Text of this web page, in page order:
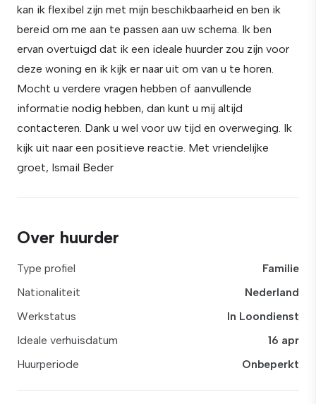
kan ik flexibel zijn met mijn beschikbaarheid en ben ik
bereid om me aan te passen aan uw schema. Ik ben
ervan overtuigd dat ik een ideale huurder zou zijn voor
deze woning en ik kijk er naar uit om van u te horen.
Mocht u verdere vragen hebben of aanvullende
informatie nodig hebben, dan kunt u mij altijd
contacteren. Dank u wel voor uw tijd en overweging. Ik
kijk uit naar een positieve reactie. Met vriendelijke
groet, Ismail Beder
Over huurder
Type profiel
Familie
Nationaliteit
Nederland
Werkstatus
In Loondienst
Ideale verhuisdatum
16 apr
Huurperiode
Onbeperkt